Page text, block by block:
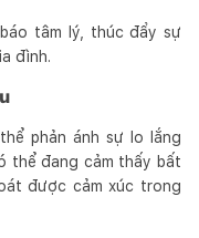
tâm lý, thúc đẩy sự
đình.
phản ánh sự lo lắng
thể đang cảm thấy bất
được cảm xúc trong